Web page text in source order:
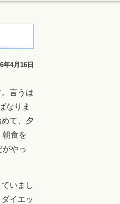
年4月16日
言うは
なりま
て、夕
朝食を
やっ
いまし
イエッ